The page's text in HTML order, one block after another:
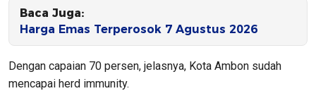
Baca Juga:
Harga Emas Terperosok 7 Agustus 2026
Dengan capaian 70 persen, jelasnya, Kota Ambon sudah
mencapai herd immunity.